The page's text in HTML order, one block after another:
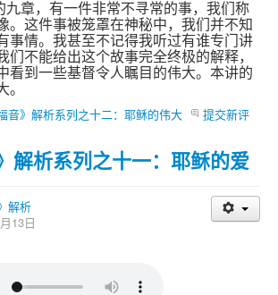
九章，有一件非常不寻常的事，我们称
。这件事被笼罩在神秘中，我们并不知
事情。我甚至不记得我听过有谁专门讲
们不能给出这个故事完全终极的解释，
看到一些基督令人瞩目的伟大。本讲的
。
音》解析系列之十二：耶稣的伟大
提交新评
解析系列之十一：耶稣的爱
解析
13日